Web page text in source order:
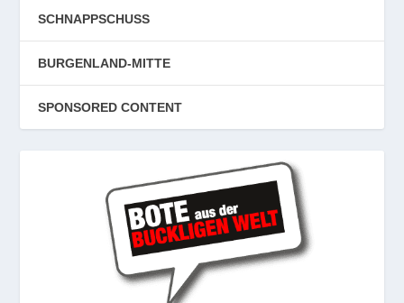
SCHNAPPSCHUSS
BURGENLAND-MITTE
SPONSORED CONTENT